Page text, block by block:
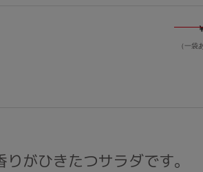
（一袋
がひきたつサラダです。